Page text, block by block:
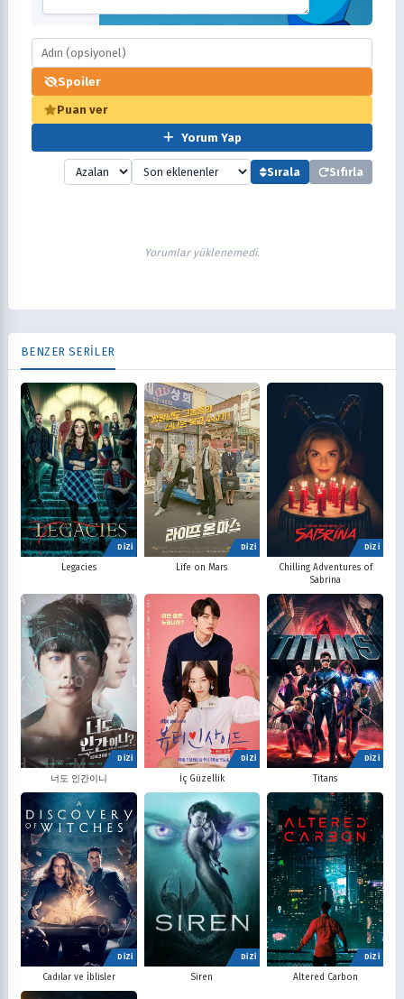
Spoiler
Puan ver
Yorum Yap
Sırala Sıfırla
Yorumlar yüklenemedi.
BENZER SERİLER
DİZİ
Legacies
DİZİ
Life on Mars
DİZİ
Chilling Adventures of
Sabrina
DİZİ
너도 인간이니
DİZİ
İç Güzellik
DİZİ
Titans
DİZİ
Cadılar ve İblisler
DİZİ
Siren
DİZİ
Altered Carbon